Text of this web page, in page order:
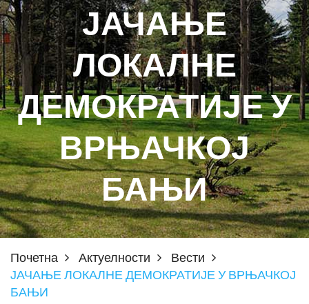
ЈАЧАЊЕ
ЛОКАЛНЕ
ДЕМОКРАТИЈЕ У
ВРЊАЧКОЈ
БАЊИ
Почетна Актуелности
Вести
ЈАЧАЊЕ ЛОКАЛНЕ ДЕМОКРАТИЈЕ У ВРЊАЧКОЈ
БАЊИ